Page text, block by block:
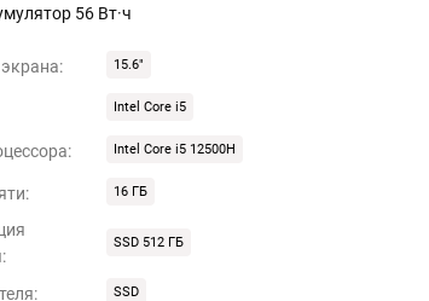
56 Вт·ч
15.6"
Intel Core i5
Intel Core i5 12500H
16 ГБ
SSD 512 ГБ
SSD